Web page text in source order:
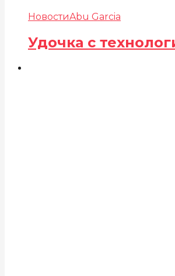
НовостиAbu Garcia
Удочка с